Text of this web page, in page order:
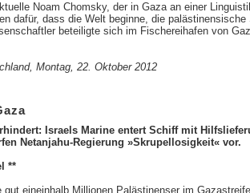
Noam Chomsky, der in Gaza an einer
dafür, dass die Welt beginne, die
beteiligte sich im Fischereihafen von
Montag, 22. Oktober 2012
Israels Marine entert Schiff mit
Netanjahu-Regierung »Skrupellosigkeit« vor.
**
gut eineinhalb Millionen Palästinenser im